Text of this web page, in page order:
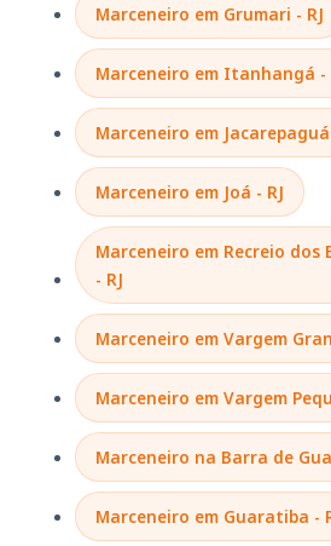
Marceneiro em Grumari - RJ
Marceneiro em Itanhangá -
Marceneiro em Jacarepaguá
Marceneiro em Joá - RJ
Marceneiro em Recreio dos
- RJ
Marceneiro em Vargem
Marceneiro em Vargem
Marceneiro na Barra de
Marceneiro em Guaratiba -